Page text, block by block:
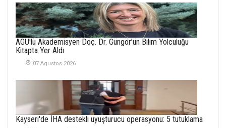
02 Ekim 2025
SABAHATTİN
SÜRMEN
AGÜ'lü Akademisyen Doç. Dr. Güngör’ün Bilim Yolculuğu
Kitapta Yer Aldı
07 Agustos 2026
Kayseri'de İHA destekli uyuşturucu operasyonu: 5 tutuklama